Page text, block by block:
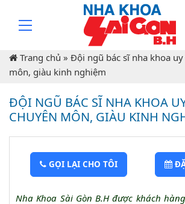
Trang chủ » Đội ngũ bác sĩ nha khoa
môn, giàu kinh nghiệm
ĐỘI NGŨ BÁC SĨ NHA KHOA
CHUYÊN MÔN, GIÀU KINH
GỌI LẠI CHO TÔI
Nha Khoa Sài Gòn B.H được khách